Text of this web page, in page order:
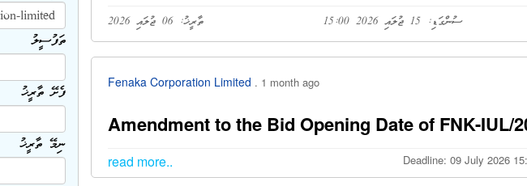
ތަފުސީލު
ފެށޭ ތާރީޚު
ނިމޭ ތާރީޚު
ތާރީޚު: 06 ޖުލައި 2026 ސުންގަޑި: 15 ޖުލައި 2026 15:00
Fenaka Corporation Limited . 1 month ago
Amendment to the Bid Opening Date of FNK-IUL/
Deadline: 09 July 2026
read more..